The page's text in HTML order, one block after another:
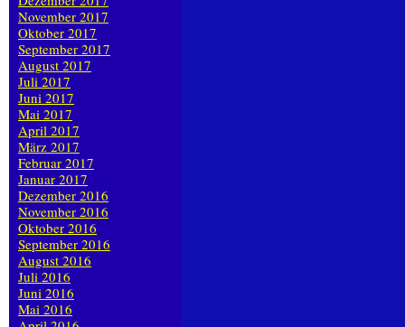
November 2017
Oktober 2017
September 2017
August 2017
Juli 2017
Juni 2017
Mai 2017
April 2017
März 2017
Februar 2017
Januar 2017
Dezember 2016
November 2016
Oktober 2016
September 2016
August 2016
Juli 2016
Juni 2016
Mai 2016